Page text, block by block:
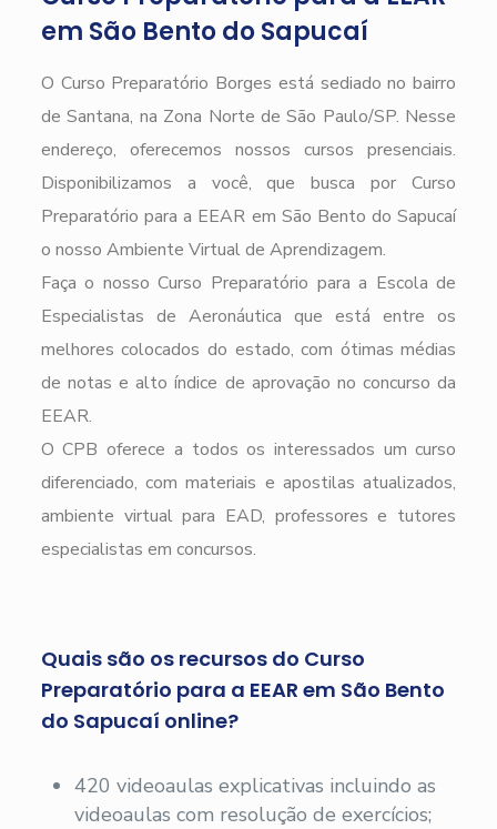
em São Bento do Sapucaí
O Curso Preparatório Borges está sediado no bairro
de Santana, na Zona Norte de São Paulo/SP. Nesse
endereço, oferecemos nossos cursos presenciais.
Disponibilizamos a você, que busca por Curso
Preparatório para a EEAR em São Bento do Sapucaí
o nosso Ambiente Virtual de Aprendizagem.
Faça o nosso Curso Preparatório para a Escola de
Especialistas de Aeronáutica que está entre os
melhores colocados do estado, com ótimas médias
de notas e alto índice de aprovação no concurso da
EEAR.
O CPB oferece a todos os interessados um curso
diferenciado, com materiais e apostilas atualizados,
ambiente virtual para EAD, professores e tutores
especialistas em concursos.
Quais são os recursos do Curso
Preparatório para a EEAR em São Bento
do Sapucaí online?
420 videoaulas explicativas incluindo as
videoaulas com resolução de exercícios;